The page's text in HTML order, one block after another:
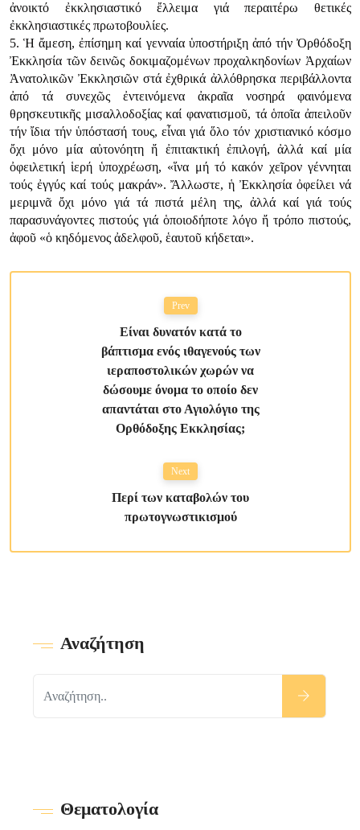
ἀνοικτό ἐκκλησιαστικό ἔλλειμα γιά περαιτέρω θετικές
ἐκκλησιαστικές πρωτοβουλίες.
5. Ἡ ἄμεση, ἐπίσημη καί γενναία ὑποστήριξη ἀπό τήν Ὀρθόδοξη
Ἐκκλησία τῶν δεινῶς δοκιμαζομένων προχαλκηδονίων Ἀρχαίων
Ἀνατολικῶν Ἐκκλησιῶν στά ἐχθρικά ἀλλόθρησκα περιβάλλοντα
ἀπό τά συνεχῶς ἐντεινόμενα ἀκραῖα νοσηρά φαινόμενα
θρησκευτικῆς μισαλλοδοξίας καί φανατισμοῦ, τά ὁποῖα ἀπειλοῦν
τήν ἴδια τήν ὑπόστασή τους, εἶναι γιά ὅλο τόν χριστιανικό κόσμο
ὄχι μόνο μία αὐτονόητη ἤ ἐπιτακτική ἐπιλογή, ἀλλά καί μία
ὀφειλετική ἱερή ὑποχρέωση, «ἵνα μή τό κακόν χεῖρον γέννηται
τούς ἐγγύς καί τούς μακράν». Ἄλλωστε, ἡ Ἐκκλησία ὀφείλει νά
μεριμνᾶ ὄχι μόνο γιά τά πιστά μέλη της, ἀλλά καί γιά τούς
παρασυνάγοντες πιστούς γιά ὁποιοδήποτε λόγο ἤ τρόπο πιστούς,
ἀφοῦ «ὁ κηδόμενος ἀδελφοῦ, ἑαυτοῦ κήδεται».
Prev
Είναι δυνατόν κατά το
βάπτισμα ενός ιθαγενούς των
ιεραποστολικών χωρών να
δώσουμε όνομα το οποίο δεν
απαντάται στο Αγιολόγιο της
Ορθόδοξης Εκκλησίας;
Next
Περί των καταβολών του
πρωτογνωστικισμού
Αναζήτηση
Θεματολογία